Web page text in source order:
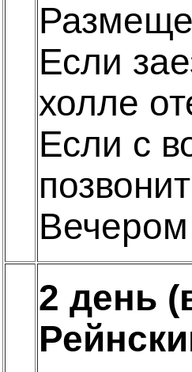
Если
холле
Если с
2 день